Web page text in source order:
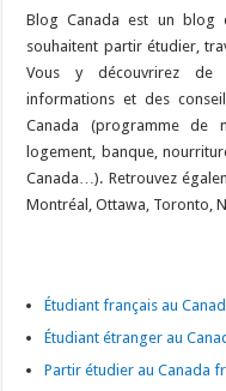
Blog Canada est un blog
souhaitent partir étudier,
Vous y découvrirez de
informations et des
Canada (programme de
logement, banque,
Canada…). Retrouvez
Montréal, Ottawa, Toronto,
Étudiant français au
Étudiant étranger au
Partir étudier au Canada